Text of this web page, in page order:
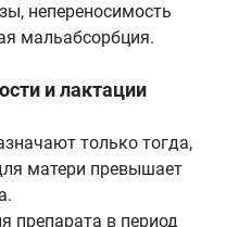
непереносимость
мальабсорбция.
и лактации
только тогда,
матери превышает
препарата в период